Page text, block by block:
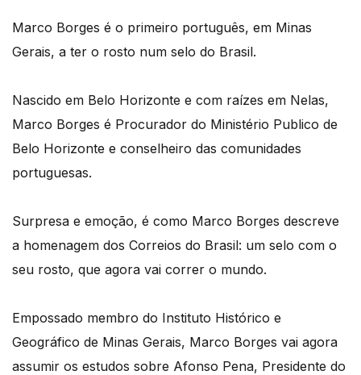
Marco Borges é o primeiro português, em Minas
Gerais, a ter o rosto num selo do Brasil.
Nascido em Belo Horizonte e com raízes em Nelas,
Marco Borges é Procurador do Ministério Publico de
Belo Horizonte e conselheiro das comunidades
portuguesas.
Surpresa e emoção, é como Marco Borges descreve
a homenagem dos Correios do Brasil: um selo com o
seu rosto, que agora vai correr o mundo.
Empossado membro do Instituto Histórico e
Geográfico de Minas Gerais, Marco Borges vai agora
assumir os estudos sobre Afonso Pena, Presidente do